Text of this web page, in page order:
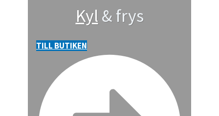
Kyl & frys
TILL BUTIKEN